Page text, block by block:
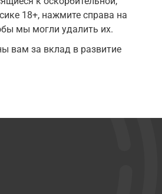
18+, нажмите справа на
мы могли удалить их.
вам за вклад в развитие